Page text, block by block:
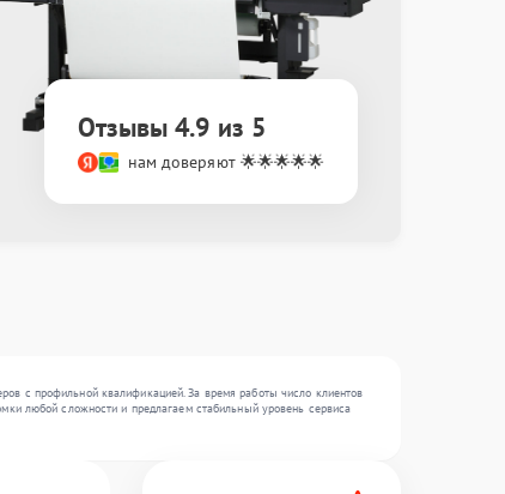
Отзывы 4.9 из 5
нам доверяют 🌟🌟🌟🌟🌟
с профильной квалификацией. За время работы число клиентов
любой сложности и предлагаем стабильный уровень сервиса